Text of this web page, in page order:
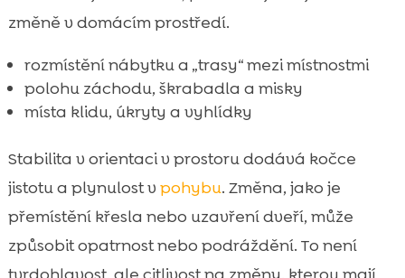
změně v domácím prostředí.
rozmístění nábytku a „trasy“ mezi místnostmi
polohu záchodu, škrabadla a misky
místa klidu, úkryty a vyhlídky
Stabilita v orientaci v prostoru dodává kočce
jistotu a plynulost v pohybu. Změna, jako je
přemístění křesla nebo uzavření dveří, může
způsobit opatrnost nebo podráždění. To není